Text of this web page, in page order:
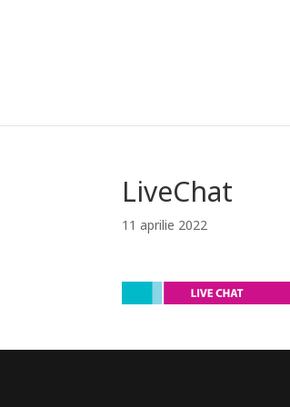
LiveChat
11 aprilie 2022